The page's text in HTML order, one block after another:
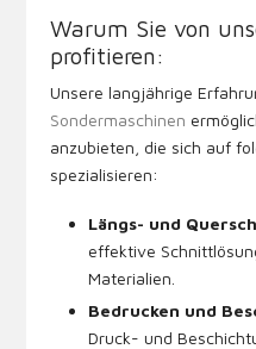
Warum Sie von
profitieren:
Unsere langjährige
Sondermaschinen
anzubieten, die sich auf
spezialisieren:
Längs- und
effektive
Materialien.
Bedrucken und
Druck- und